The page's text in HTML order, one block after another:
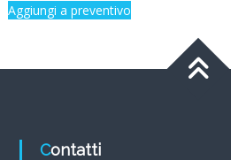
Aggiungi a preventivo
Contatti